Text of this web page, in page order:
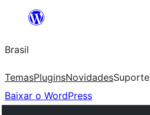
o
conteúdo
Brasil
TemasPluginsNovidadesSuporte
Baixar o WordPress